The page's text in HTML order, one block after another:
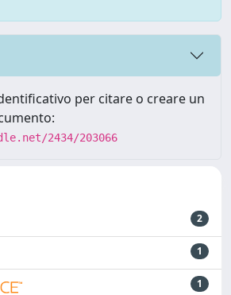
per citare o creare un
2434/203066
2
1
1